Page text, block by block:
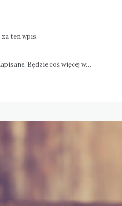
ten wpis.
Będzie coś więcej w…